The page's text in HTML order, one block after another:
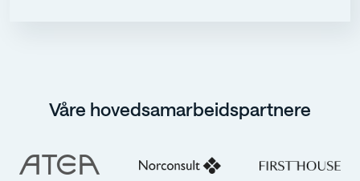
Våre hovedsamarbeidspartnere